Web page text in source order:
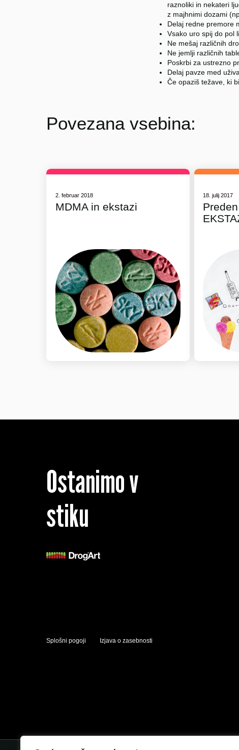
raznoliki in nekateri
z majhnimi dozami
Delaj redne premore
Vsako uro spij do pol
Ne mešaj različnih
Ne jemlji različnih
Poskrbi za ustrezno
Delaj pavze med
Če opaziš težave, ki
Povezana vsebina:
2. februar 2018
MDMA in ekstazi
18. julij 2017
Ostanimo v
stiku
Splošni pogoji Izjava o zasebnosti